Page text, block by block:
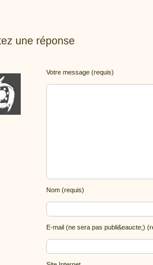
une réponse
Votre message (requis)
Nom (requis)
E-mail (ne sera pas publi&eaucte;)